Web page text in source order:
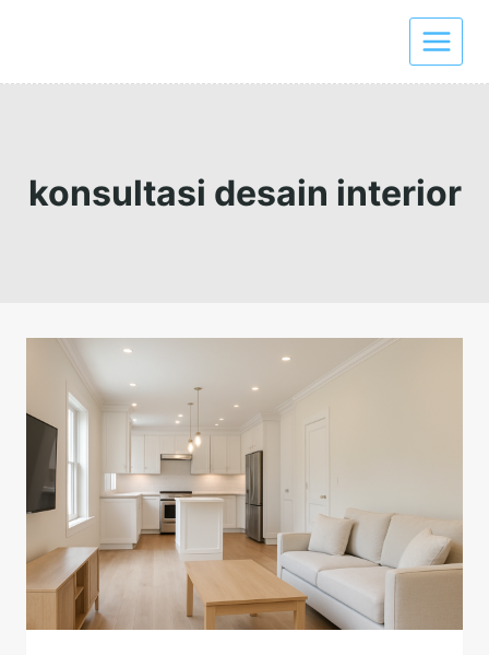
konsultasi desain interior